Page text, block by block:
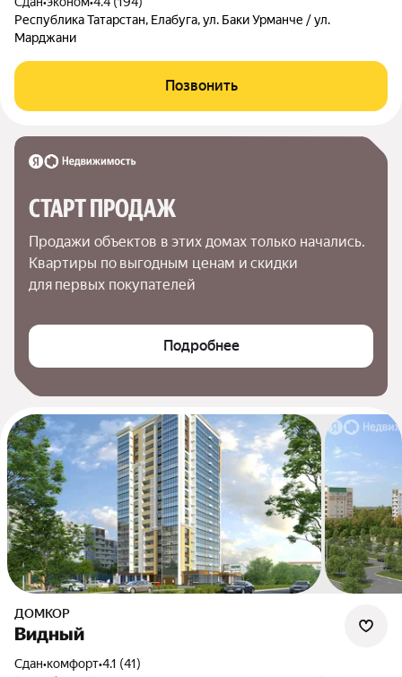
Республика Татарстан, Елабуга, ул. Баки Урманче / ул.
Марджани
Позвонить
СТАРТ ПРОДАЖ
Продажи объектов в этих домах только начались.
Квартиры по выгодным ценам и скидки
для первых покупателей
Подробнее
ДОМКОР
Видный
Сдан•комфорт•4.1 (41)